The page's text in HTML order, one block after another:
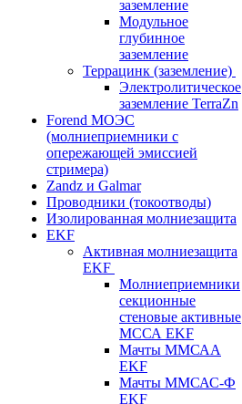
заземление
Модульное
глубинное
заземление
Террацинк (заземление)
Электролитическое
заземление TerraZn
Forend МОЭС
(молниеприемники с
опережающей эмиссией
стримера)
Zandz и Galmar
Проводники (токоотводы)
Изолированная молниезащита
EKF
Активная молниезащита
EKF
Молниеприемники
секционные
стеновые активные
МССА EKF
Мачты ММСАА
EKF
Мачты ММСАС-Ф
EKF